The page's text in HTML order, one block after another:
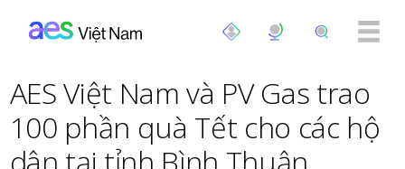
AES Việt Nam và PV Gas trao
100 phần quà Tết cho các hộ